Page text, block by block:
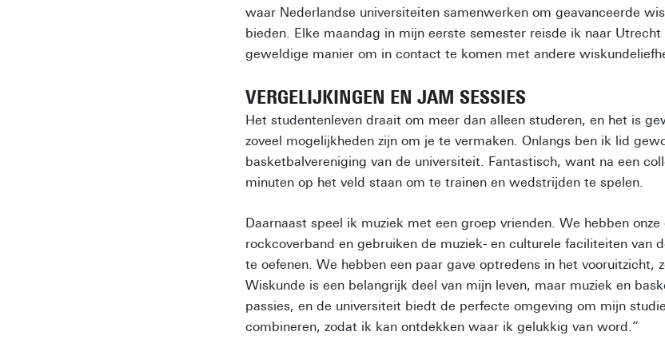
waar Nederlandse universiteiten samenwerken om geavanceerde
bieden. Elke maandag in mijn eerste semester reisde ik naar Utrecht
geweldige manier om in contact te komen met andere
VERGELIJKINGEN EN JAM SESSIES
Het studentenleven draait om meer dan alleen studeren, en het is
zoveel mogelijkheden zijn om je te vermaken. Onlangs ben ik lid
basketbalvereniging van de universiteit. Fantastisch, want na een
minuten op het veld staan om te trainen en wedstrijden te spelen.
Daarnaast speel ik muziek met een groep vrienden. We hebben onze
rockcoverband en gebruiken de muziek- en culturele faciliteiten van
te oefenen. We hebben een paar gave optredens in het vooruitzicht,
Wiskunde is een belangrijk deel van mijn leven, maar muziek en
passies, en de universiteit biedt de perfecte omgeving om mijn
combineren, zodat ik kan ontdekken waar ik gelukkig van word.”